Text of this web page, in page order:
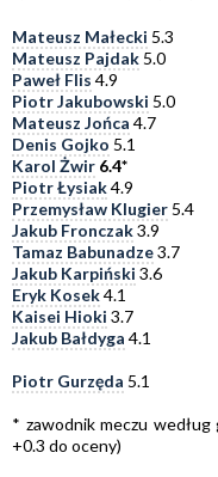
Mateusz Małecki 5.3
Mateusz Pajdak 5.0
Paweł Flis 4.9
Piotr Jakubowski 5.0
Mateusz Jońca 4.7
Denis Gojko 5.1
Karol Żwir 6.4*
Piotr Łysiak4.9
Przemysław Klugier 5.4
Jakub Fronczak3.9
Tamaz Babunadze3.7
Jakub Karpiński 3.6
Eryk Kosek4.1
Kaisei Hioki 3.7
Jakub Bałdyga 4.1
Piotr Gurzęda 5.1
* zawodnik meczu
+0.3 do oceny)